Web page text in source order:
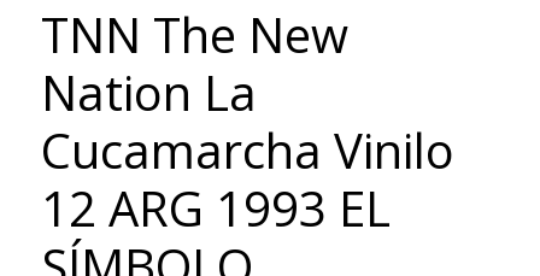
TNN The New
Nation La
Cucamarcha Vinilo
12 ARG 1993 EL